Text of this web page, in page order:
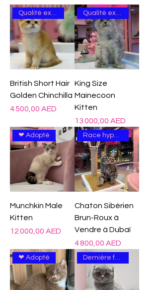
British Short Hair
Golden Chinchilla
Prix
4 500,00 AED
King Size
Mainecoon
Kitten
Prix
13 000,00 AED
❤ Adopté
Munchkin Male
Kitten
Prix
12 000,00 AED
Chaton Sibérien
Brun-Roux à
Vendre à Dubaï
Prix
4 800,00 AED
❤ Adopté